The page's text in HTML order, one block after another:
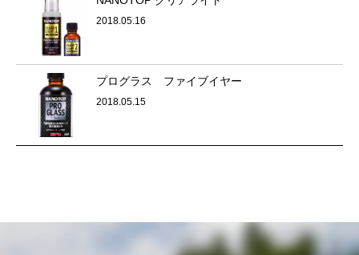
2018.05.16
プログラス ファイブイヤー
2018.05.15